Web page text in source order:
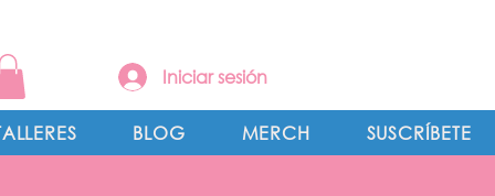
BLOG MERCH SUSCRÍBETE
Iniciar sesión